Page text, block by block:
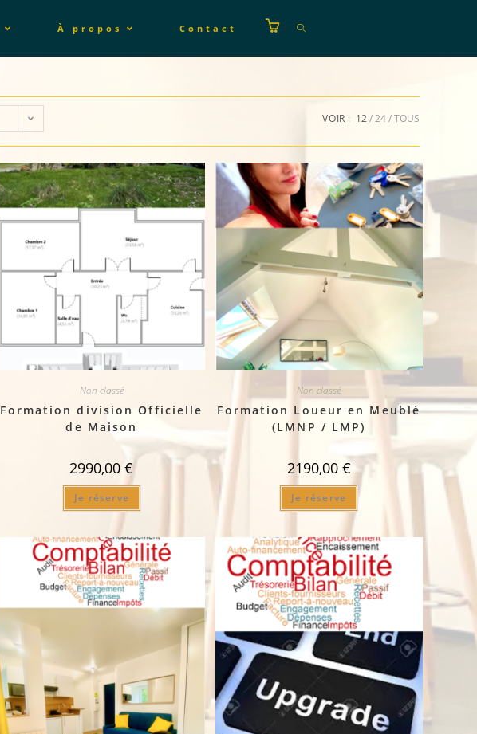
À propos Contact
VOIR : 12 24 TOUS
Non classé
Formation division Officielle
de Maison
2990,00€
Je réserve
Non classé
Formation Loueur en Meublé
(LMNP / LMP)
2190,00 €
Je réserve